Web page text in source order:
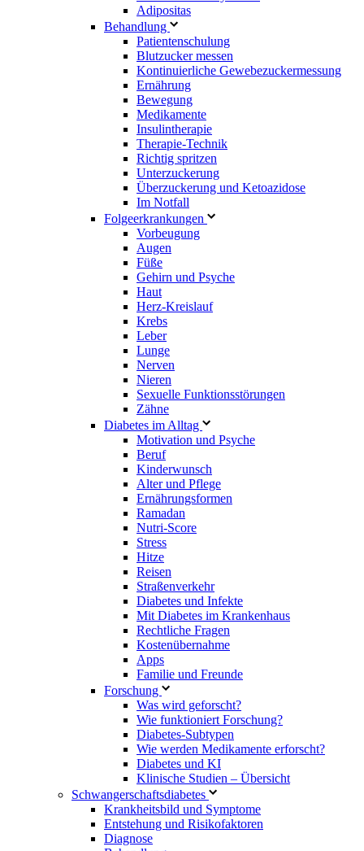
Adipositas
Behandlung
Patientenschulung
Blutzucker messen
Kontinuierliche Gewebezuckermessung
Ernährung
Bewegung
Medikamente
Insulintherapie
Therapie-Technik
Richtig spritzen
Unterzuckerung
Überzuckerung und Ketoazidose
Im Notfall
Folgeerkrankungen
Vorbeugung
Augen
Füße
Gehirn und Psyche
Haut
Herz-Kreislauf
Krebs
Leber
Lunge
Nerven
Nieren
Sexuelle Funktionsstörungen
Zähne
Diabetes im Alltag
Motivation und Psyche
Beruf
Kinderwunsch
Alter und Pflege
Ernährungsformen
Ramadan
Nutri-Score
Stress
Hitze
Reisen
Straßenverkehr
Diabetes und Infekte
Mit Diabetes im Krankenhaus
Rechtliche Fragen
Kostenübernahme
Apps
Familie und Freunde
Forschung
Was wird geforscht?
Wie funktioniert Forschung?
Diabetes-Subtypen
Wie werden Medikamente erforscht?
Diabetes und KI
Klinische Studien – Übersicht
Schwangerschaftsdiabetes
Krankheitsbild und Symptome
Entstehung und Risikofaktoren
Diagnose